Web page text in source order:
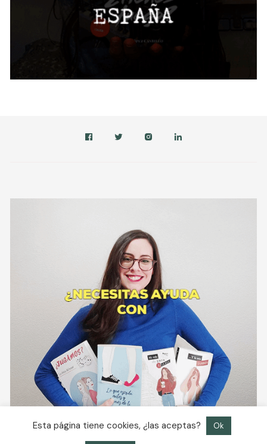
Esta página tiene cookies, ¿las aceptas? Ok